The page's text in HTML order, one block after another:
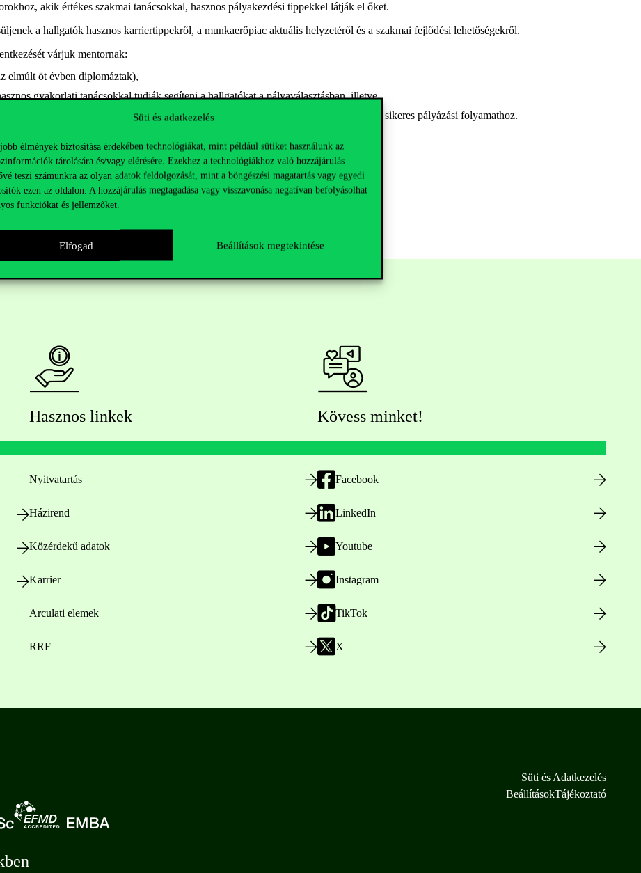
Süti és adatkezelés
élmények biztosítása érdekében technológiákat, mint például sütiket használunk az
tárolására és/vagy elérésére. Ezekhez a technológiákhoz való hozzájárulás
teszi számunkra az olyan adatok feldolgozását, mint a böngészési magatartás vagy egyedi
ezen az oldalon. A hozzájárulás megtagadása vagy visszavonása negatívan befolyásolhat
funkciókat és jellemzőket.
Elfogad Beállítások megtekintése
akik értékes szakmai tanácsokkal, hasznos pályakezdési tippekkel látják el őket.
a hallgatók hasznos karriertippekről, a munkaerőpiac aktuális helyzetéről és a szakmai fejlődési lehetőségekről.
várjuk mentornak:
elmúlt öt évben diplomáztak),
gyakorlati tanácsokkal tudják segíteni a hallgatókat a pályaválasztásban, illetve
irányításában, és szívesen osztanak meg hasznos tippeket és bevált módszereket a sikeres pályázási folyamathoz.
a részvétel nem automatikus.
Hasznos linkek
Nyitvatartás
Házirend
Közérdekű adatok
Karrier
Arculati elemek
RRF
Kövess minket!
Facebook
LinkedIn
Youtube
Instagram
TikTok
X
Süti és Adatkezelés
BeállításokTájékoztató